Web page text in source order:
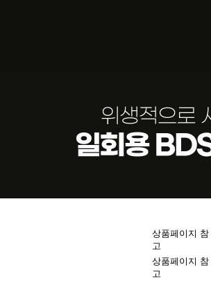
상품페이지 참
고
상품페이지 참
고